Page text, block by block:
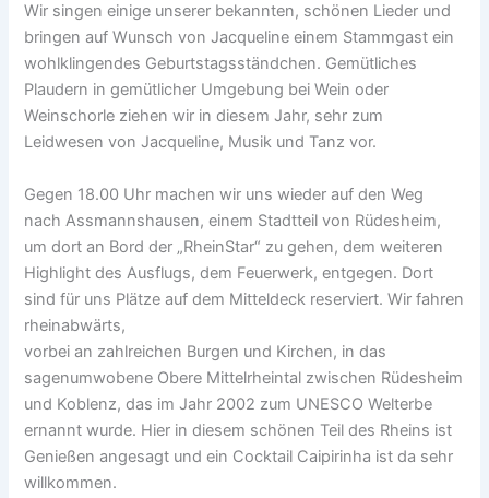
Wir singen einige unserer bekannten, schönen Lieder und
bringen auf Wunsch von Jacqueline einem Stammgast ein
wohlklingendes Geburtstagsständchen. Gemütliches
Plaudern in gemütlicher Umgebung bei Wein oder
Weinschorle ziehen wir in diesem Jahr, sehr zum
Leidwesen von Jacqueline, Musik und Tanz vor.
Gegen 18.00 Uhr machen wir uns wieder auf den Weg
nach Assmannshausen, einem Stadtteil von Rüdesheim,
um dort an Bord der „RheinStar“ zu gehen, dem weiteren
Highlight des Ausflugs, dem Feuerwerk, entgegen. Dort
sind für uns Plätze auf dem Mitteldeck reserviert. Wir fahren
rheinabwärts,
vorbei an zahlreichen Burgen und Kirchen, in das
sagenumwobene Obere Mittelrheintal zwischen Rüdesheim
und Koblenz, das im Jahr 2002 zum UNESCO Welterbe
ernannt wurde. Hier in diesem schönen Teil des Rheins ist
Genießen angesagt und ein Cocktail Caipirinha ist da sehr
willkommen.